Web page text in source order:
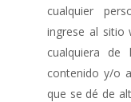
cualquier
ingrese al
cualquiera de
contenido y/o
que se dé de